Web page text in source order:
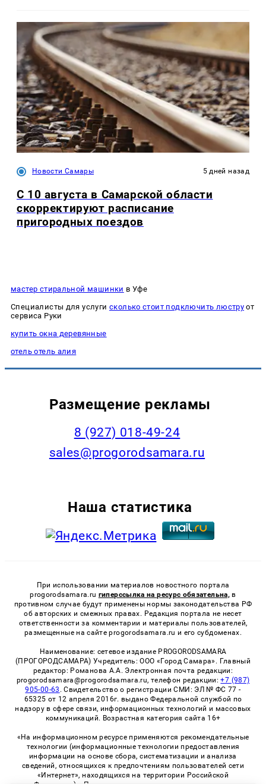
Новости Самары 5 дней назад
С 10 августа в Самарской области
скорректируют расписание
пригородных поездов
мастер стиральной машинки в Уфе
Специалисты для услуги сколько стоит подключить люстру от
сервиса Руки
купить окна деревянные
отель отель алия
Размещение рекламы
8 (927) 018-49-24
sales@progorodsamara.ru
Наша статистика
При использовании материалов новостного портала
progorodsamara.ru гиперссылка на ресурс обязательна, в
противном случае будут применены нормы законодательства РФ
об авторских и смежных правах. Редакция портала не несет
ответственности за комментарии и материалы пользователей,
размещенные на сайте progorodsamara.ru и его субдоменах.
Наименование: сетевое издание PROGORODSAMARA
(ПРОГОРОДСАМАРА) Учредитель: ООО «Город Самара». Главный
редактор: Романова А.А. Электронная почта редакции:
progorodsamara@progorodsamara.ru, телефон редакции:+7 (987)
905-00-63 . Свидетельство о регистрации СМИ: ЭЛ № ФС 77 -
65325 от 12 апреля 2016г. выдано Федеральной службой по
надзору в сфере связи, информационных технологий и массовых
коммуникаций. Возрастная категория сайта 16+
«На информационном ресурсе применяются рекомендательные
технологии (информационные технологии предоставления
информации на основе сбора, систематизации и анализа
сведений, относящихся к предпочтениям пользователей сети
«Интернет», находящихся на территории Российской